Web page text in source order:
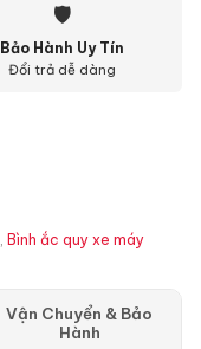
🛡
Bảo Hành Uy Tín
Đổi trả dễ dàng
, Bình ắc quy xe máy
Vận Chuyển & Bảo
Hành